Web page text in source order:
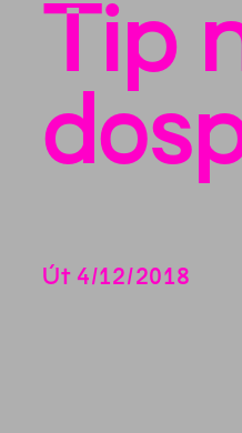
Tip
Út 4/12/2018